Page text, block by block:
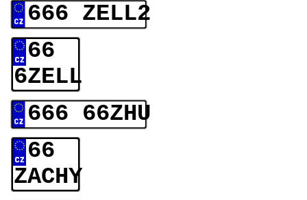
666 ZELL2
66
6ZELL
666 66ZHU
66
ZACHY